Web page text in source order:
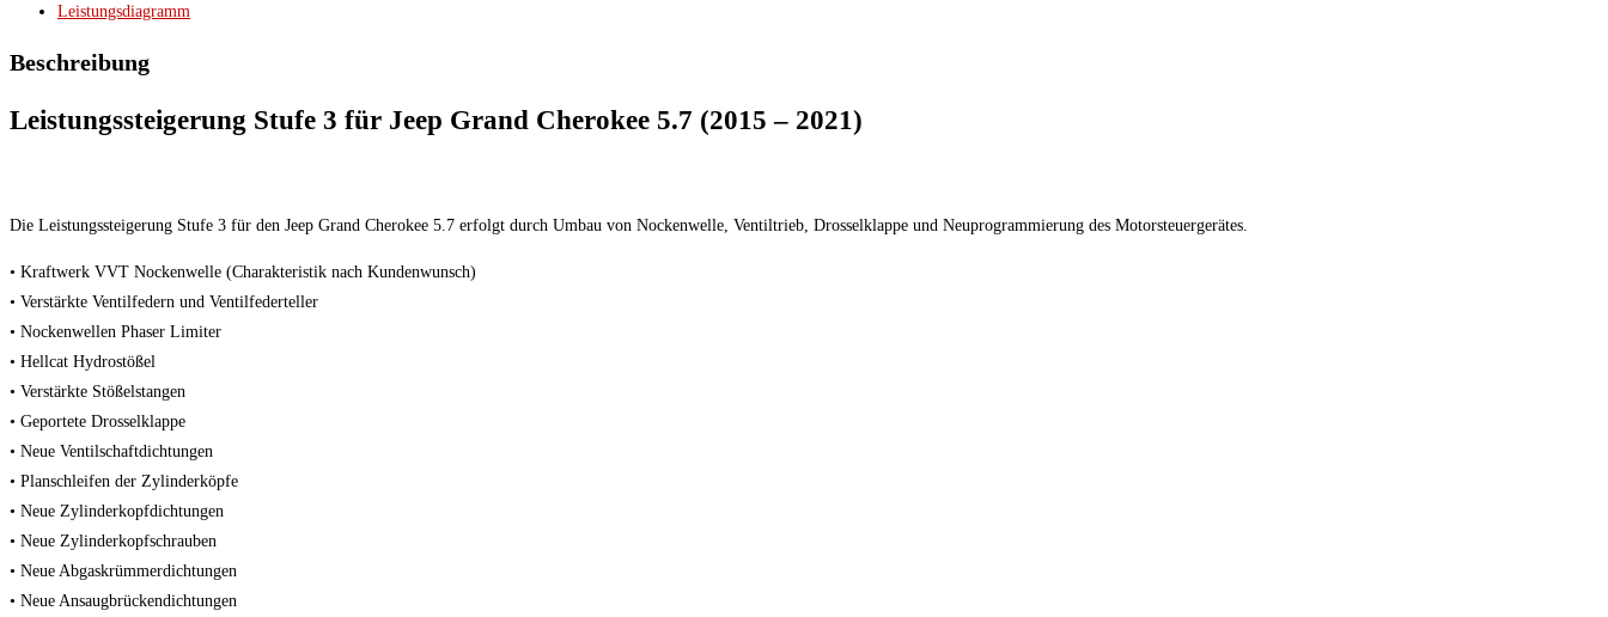
Leistungsdiagramm
Beschreibung
Leistungssteigerung Stufe 3 für Jeep Grand Cherokee 5.7 (2015 – 2021)
Die Leistungssteigerung Stufe 3 für den Jeep Grand Cherokee 5.7 erfolgt durch Umbau von Nockenwelle, Ventiltrieb, Drosselklappe und Neuprogrammierung des Motorsteuergerätes.
• Kraftwerk VVT Nockenwelle (Charakteristik nach Kundenwunsch)
• Verstärkte Ventilfedern und Ventilfederteller
• Nockenwellen Phaser Limiter
• Hellcat Hydrostößel
• Verstärkte Stößelstangen
• Geportete Drosselklappe
• Neue Ventilschaftdichtungen
• Planschleifen der Zylinderköpfe
• Neue Zylinderkopfdichtungen
• Neue Zylinderkopfschrauben
• Neue Abgaskrümmerdichtungen
• Neue Ansaugbrückendichtungen